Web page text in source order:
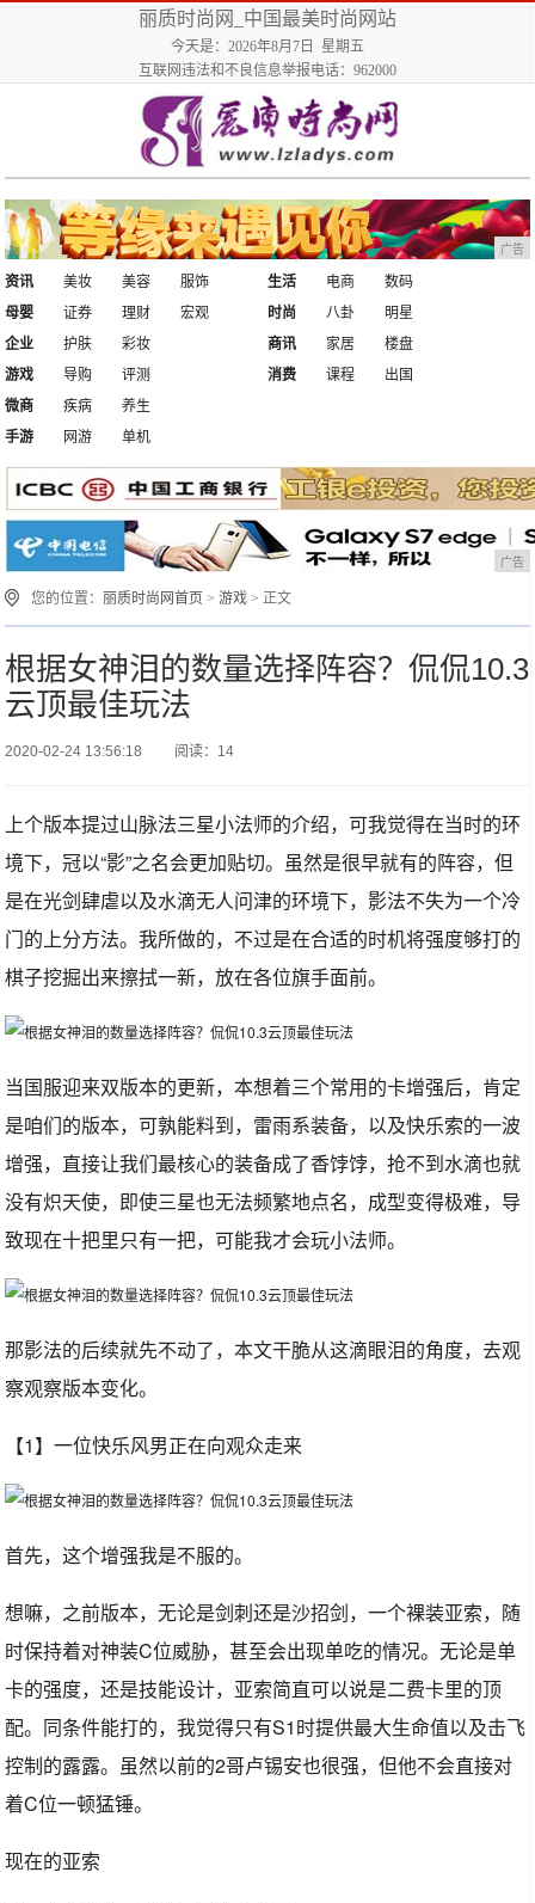
丽质时尚网_中国最美时尚网站
今天是：2026年8月7日 星期五
互联网违法和不良信息举报电话：962000
广告
资讯 美妆 美容
服饰
母婴
证券 理财 宏观
生活 电商
数码
时尚
八卦
明星
企业
护肤
彩妆
游戏
导购 评测
商讯 家居
楼盘
消费
课程
出国
微商
疾病
养生
手游
网游 单机
广告
您的位置： 丽质时尚网首页 >游戏 > 正文
根据女神泪的数量选择阵容？侃侃10.3
云顶最佳玩法
2020-02-24 13:56:18 阅读：14
上个版本提过山脉法三星小法师的介绍，可我觉得在当时的环
境下，冠以“影”之名会更加贴切。虽然是很早就有的阵容，但
是在光剑肆虐以及水滴无人问津的环境下，影法不失为一个冷
门的上分方法。我所做的，不过是在合适的时机将强度够打的
棋子挖掘出来擦拭一新，放在各位旗手面前。
当国服迎来双版本的更新，本想着三个常用的卡增强后，肯定
是咱们的版本，可孰能料到，雷雨系装备，以及快乐索的一波
增强，直接让我们最核心的装备成了香饽饽，抢不到水滴也就
没有炽天使，即使三星也无法频繁地点名，成型变得极难，导
致现在十把里只有一把，可能我才会玩小法师。
那影法的后续就先不动了，本文干脆从这滴眼泪的角度，去观
察观察版本变化。
【1】一位快乐风男正在向观众走来
首先，这个增强我是不服的。
想嘛，之前版本，无论是剑刺还是沙招剑，一个裸装亚索，随
时保持着对神装C位威胁，甚至会出现单吃的情况。无论是单
卡的强度，还是技能设计，亚索简直可以说是二费卡里的顶
配。同条件能打的，我觉得只有S1时提供最大生命值以及击飞
控制的露露。虽然以前的2哥卢锡安也很强，但他不会直接对
着C位一顿猛锤。
现在的亚索